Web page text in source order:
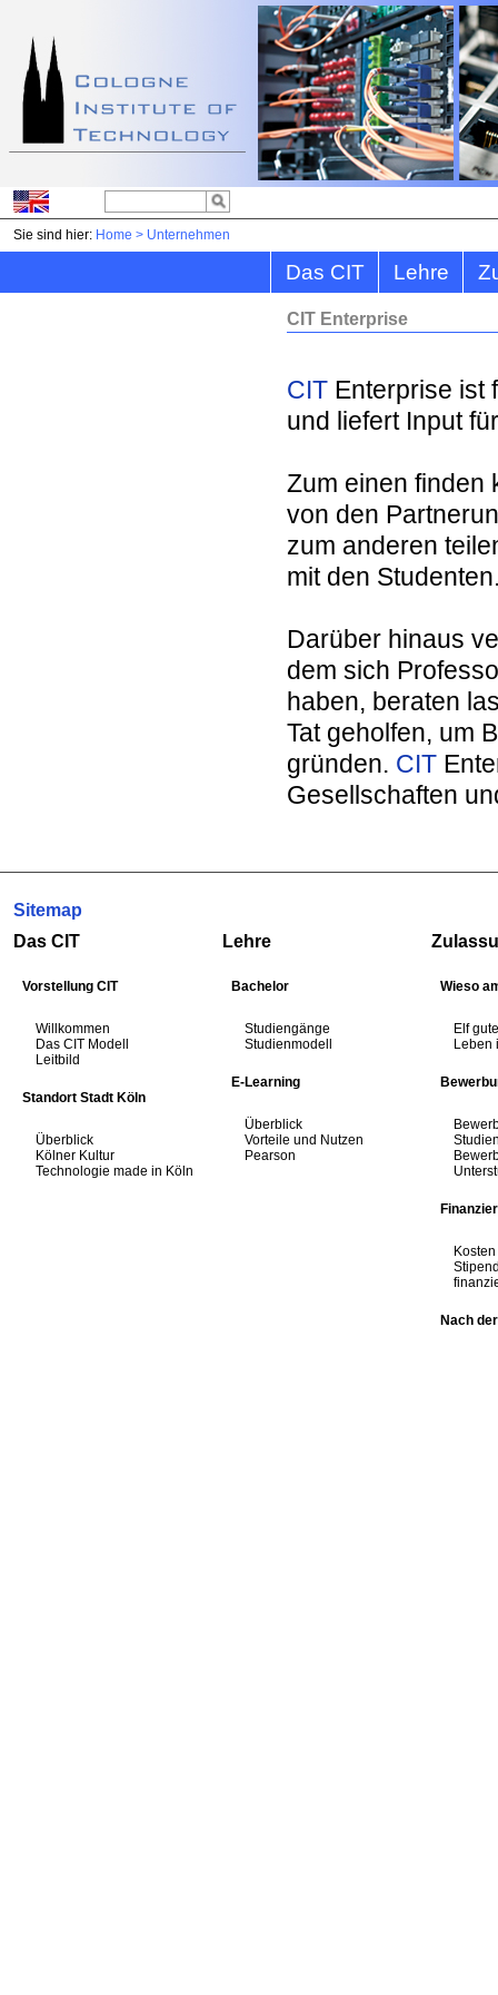
Sie sind hier: Home > Unternehmen
Das CIT Lehre
CIT Enterprise
CIT Enterprise ist
und liefert Input
Zum einen finden
von den
zum anderen
mit den
Darüber hinaus
dem sich
haben, beraten
Tat geholfen, um
gründen. CIT
Gesellschaften
Sitemap
Das CIT
Vorstellung CIT
Willkommen
Das CIT Modell
Leitbild
Standort Stadt Köln
Überblick
Kölner Kultur
Technologie made in Köln
Lehre
Bachelor
Studiengänge
Studienmodell
E-Learning
Überblick
Vorteile und Nutzen
Pearson
Wieso
Elf
Leben
Nach